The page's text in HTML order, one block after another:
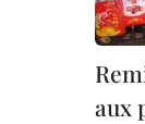
aux